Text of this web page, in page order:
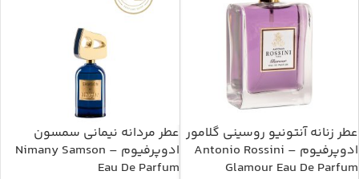
عطر زنانه آنتونیو روسینی گلامور
ادوپرفیوم – Antonio Rossini
Glamour Eau De Parfum
عطر مردانه نیمانی سمسون
ادوپرفیوم – Nimany Samson
Eau De Parfum